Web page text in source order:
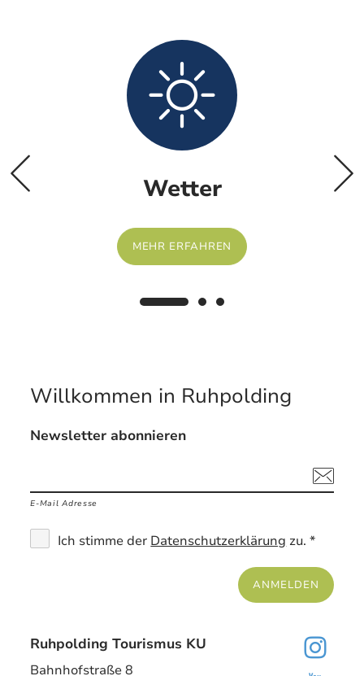
Wetter
MEHR ERFAHREN
Willkommen in Ruhpolding
Newsletter abonnieren
E-Mail Adresse
Ich stimme derDatenschutzerklärungzu. *
ANMELDEN
Ruhpolding Tourismus KU
Bahnhofstraße 8